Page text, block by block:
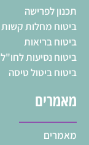
תכנון לפרישה
ביטוח מחלות קשות
ביטוח בריאות
ביטוח נסיעות לחו"ל
ביטוח ביטול טיסה
מאמרים
מאמרים